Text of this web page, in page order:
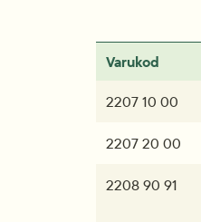
Varukod
2207 10 00
2207 20 00
2208 90 91